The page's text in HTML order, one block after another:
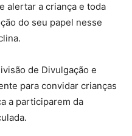
alertar a criança e toda
do seu papel nesse
de Divulgação e
para convidar crianças
a participarem da